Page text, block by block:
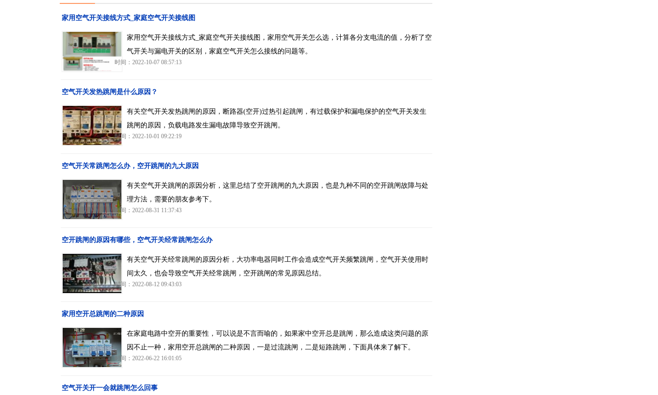
家用空气开关接线方式_家庭空气开关接线图
家用空气开关接线方式_家庭空气开关接线图，家用空气开关怎么选，计算各分支电流的值，分析了空
气开关与漏电开关的区别，家庭空气开关怎么接线的问题等。
时间：2022-10-07 08:57:13
空气开关发热跳闸是什么原因？
有关空气开关发热跳闸的原因，断路器(空开)过热引起跳闸，有过载保护和漏电保护的空气开关发生
跳闸的原因，负载电路发生漏电故障导致空开跳闸。
时间：2022-10-01 09:22:19
空气开关常跳闸怎么办，空开跳闸的九大原因
有关空气开关跳闸的原因分析，这里总结了空开跳闸的九大原因，也是九种不同的空开跳闸故障与处
理方法，需要的朋友参考下。
时间：2022-08-31 11:37:43
空开跳闸的原因有哪些，空气开关经常跳闸怎么办
有关空气开关经常跳闸的原因分析，大功率电器同时工作会造成空气开关频繁跳闸，空气开关使用时
间太久，也会导致空气开关经常跳闸，空开跳闸的常见原因总结。
时间：2022-08-12 09:43:03
家用空开总跳闸的二种原因
在家庭电路中空开的重要性，可以说是不言而喻的，如果家中空开总是跳闸，那么造成这类问题的原
因不止一种，家用空开总跳闸的二种原因，一是过流跳闸，二是短路跳闸，下面具体来了解下。
时间：2022-06-22 16:01:05
空气开关开一会就跳闸怎么回事